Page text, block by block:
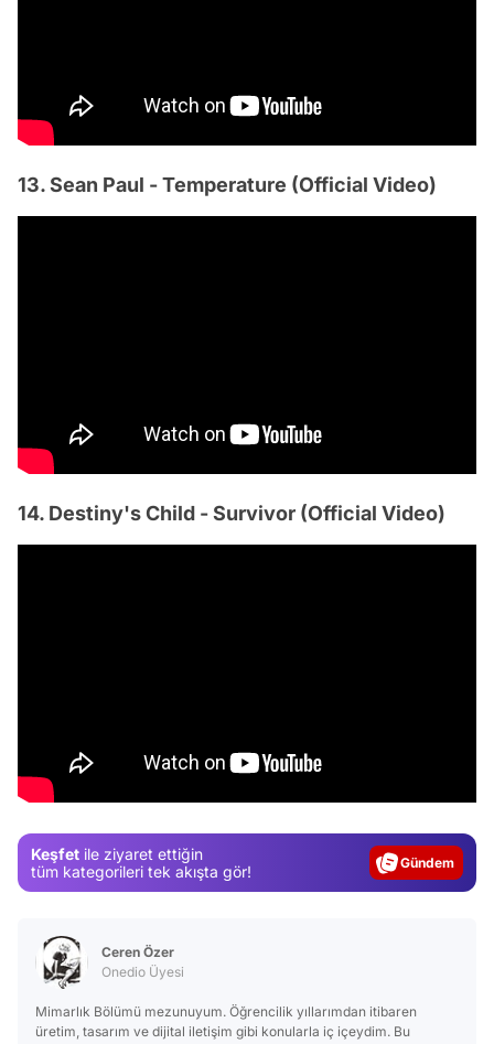
13. Sean Paul - Temperature (Official Video)
14. Destiny's Child - Survivor (Official Video)
Keşfet ile ziyaret ettiğin
tüm kategorileri tek akışta gör!
Gündem
Magazin
Ceren Özer
Onedio Üyesi
Mimarlık Bölümü mezunuyum. Öğrencilik yıllarımdan itibaren
üretim, tasarım ve dijital iletişim gibi konularla iç içeydim. Bu